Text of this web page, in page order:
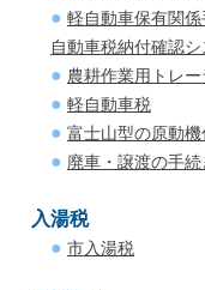
軽自動車保有関
自動車税納付確認
農耕作業用トレ
軽自動車税
富士山型の原動
廃車・譲渡の手続
入湯税
市入湯税